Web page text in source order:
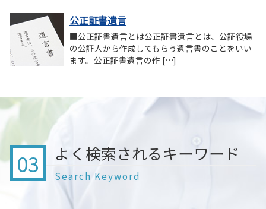
公正証書遺言
■公正証書遺言とは公正証書遺言とは、公証役場
の公証人から作成してもらう遺言書のことをいい
ます。公正証書遺言の作 […]
03 よく検索されるキーワード
Search Keyword